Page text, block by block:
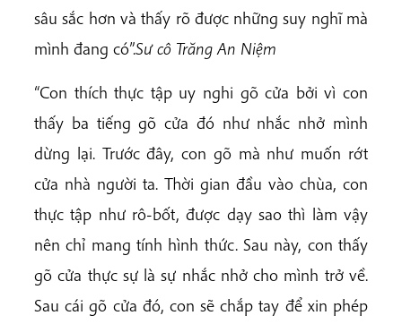
sâu sắc hơn và thấy rõ được những suy nghĩ mà
mình đang có”.Sư cô Trăng An Niệm
“Con thích thực tập uy nghi gõ cửa bởi vì con
thấy ba tiếng gõ cửa đó như nhắc nhở mình
dừng lại. Trước đây, con gõ mà như muốn rớt
cửa nhà người ta. Thời gian đầu vào chùa, con
thực tập như rô-bốt, được dạy sao thì làm vậy
nên chỉ mang tính hình thức. Sau này, con thấy
gõ cửa thực sự là sự nhắc nhở cho mình trở về.
Sau cái gõ cửa đó, con sẽ chắp tay để xin phép